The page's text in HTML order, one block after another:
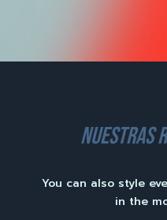
nuestras
You can also style
in the